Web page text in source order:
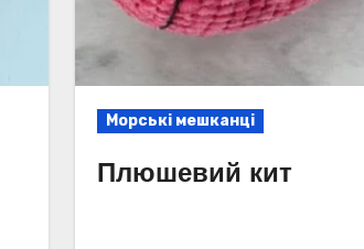
Морські мешканці
Плюшевий кит